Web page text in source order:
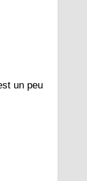
un peu